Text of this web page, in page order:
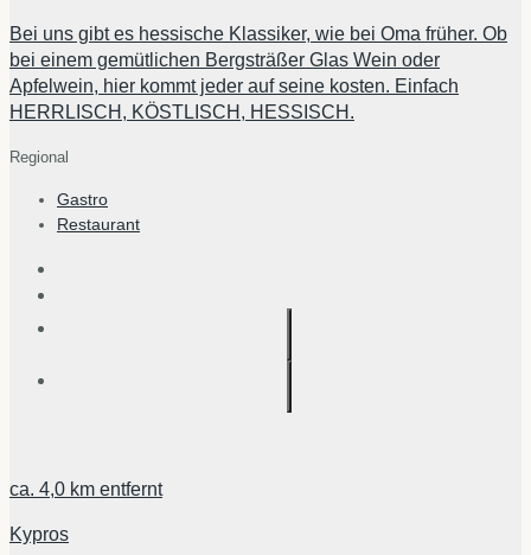
Bei uns gibt es hessische Klassiker, wie bei Oma früher. Ob
bei einem gemütlichen Bergsträßer Glas Wein oder
Apfelwein, hier kommt jeder auf seine kosten. Einfach
HERRLISCH, KÖSTLISCH, HESSISCH.
Regional
Gastro
Restaurant
ca. 4,0 km entfernt
Kypros